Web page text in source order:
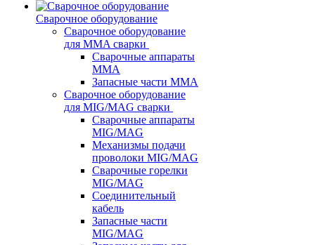
Сварочное оборудование
Сварочное оборудование
для MMA сварки
Сварочные аппараты
MMA
Запасные части MMA
Сварочное оборудование
для MIG/MAG сварки
Сварочные аппараты
MIG/MAG
Механизмы подачи
проволоки MIG/MAG
Сварочные горелки
MIG/MAG
Соединительный
кабель
Запасные части
MIG/MAG